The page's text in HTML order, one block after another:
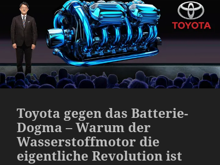
Toyota gegen das Batterie-
Dogma – Warum der
Wasserstoffmotor die
eigentliche Revolution ist